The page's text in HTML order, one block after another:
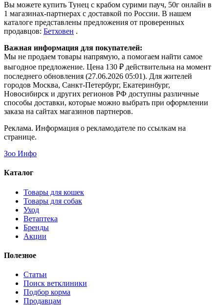
Вы можете купить Тунец с крабом сурими пауч, 50г онлайн в
1 магазинах-партнерах с доставкой по России. В нашем
каталоге представлены предложения от проверенных
продавцов: Бетховен .
Важная информация для покупателей:
Мы не продаем товары напрямую, а помогаем найти самое
выгодное предложение. Цена 130 ₽ действительна на момент
последнего обновления (27.06.2026 05:01). Для жителей
городов Москва, Санкт-Петербург, Екатеринбург,
Новосибирск и других регионов РФ доступны различные
способы доставки, которые можно выбрать при оформлении
заказа на сайтах магазинов партнеров.
Реклама. Информация о рекламодателе по ссылкам на
странице.
Зоо Инфо
Каталог
Товары для кошек
Товары для собак
Уход
Ветаптека
Бренды
Акции
Полезное
Статьи
Поиск ветклиники
Подбор корма
Продавцам